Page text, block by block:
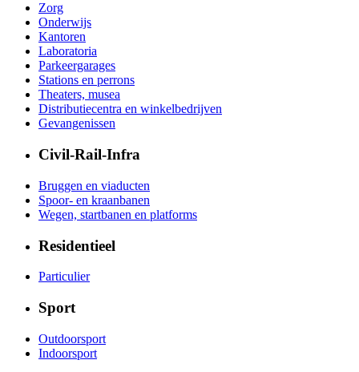
Zorg
Onderwijs
Kantoren
Laboratoria
Parkeergarages
Stations en perrons
Theaters, musea
Distributiecentra en winkelbedrijven
Gevangenissen
Civil-Rail-Infra
Bruggen en viaducten
Spoor- en kraanbanen
Wegen, startbanen en platforms
Residentieel
Particulier
Sport
Outdoorsport
Indoorsport